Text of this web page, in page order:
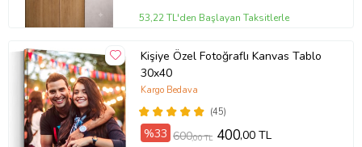
53,22 TL'den Başlayan Taksitlerle
Kişiye Özel Fotoğraflı Kanvas Tablo
30x40
(45)
Kargo Bedava
%33 600,00 TL 400,00 TL